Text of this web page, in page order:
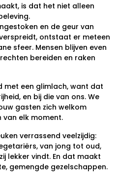
is dat het niet alleen
en de geur van
ontstaat er meteen
sfeer. Mensen blijven even
bereiden en raken
met een glimlach, want dat
en bij die van ons. We
gasten zich welkom
van elk moment.
verrassend veelzijdig:
van jong tot oud,
lekker vindt. En dat maakt
gemengde gezelschappen.